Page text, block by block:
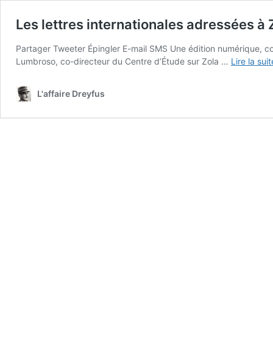
Les lettres internationales adressées à
Partager Tweeter Épingler E-mail SMS Une édition numérique,
Lumbroso, co-directeur du Centre d’Étude sur Zola … Lire la
L'affaire Dreyfus